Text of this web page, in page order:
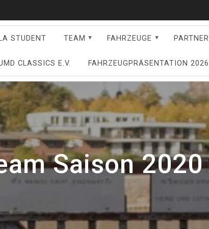
STUDENT TEAM FAHRZEUGE PARTNER
CLASSICS E.V. FAHRZEUGPRÄSENTATION 2026
Saison 2020